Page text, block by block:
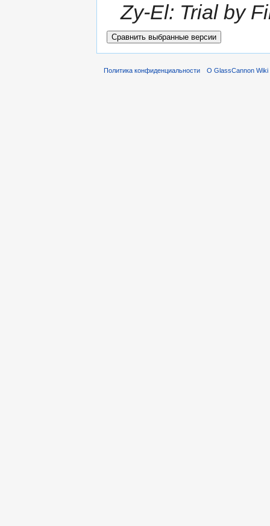
Zy-El: Trial by
Политика конфиденциальности О GlassCannon Wiki